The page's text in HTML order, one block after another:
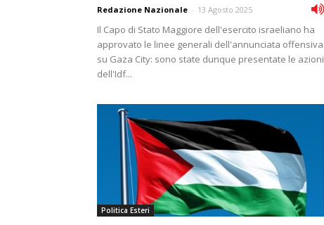
Redazione Nazionale - 13 Agosto 2025
Il Capo di Stato Maggiore dell'esercito israeliano ha
approvato le linee generali dell'annunciata offensiva
su Gaza City: sono state dunque presentate le azioni
dell'Idf...
Politica Esteri